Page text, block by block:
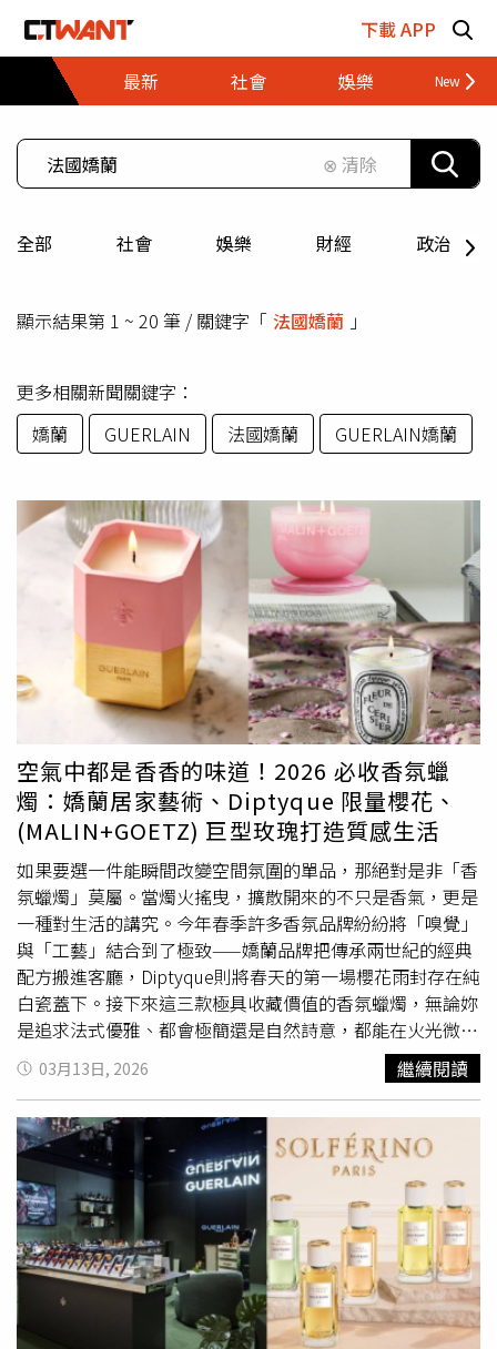
下載 APP
最新
社會 娛樂 財經
⊗ 清除
全部 社會 娛樂 財經 政治
顯示結果第 1 ~ 20 筆 / 關鍵字「 法國嬌蘭 」
更多相關新聞關鍵字：
嬌蘭
GUERLAIN 法國嬌蘭 GUERLAIN嬌蘭
空氣中都是香香的味道！2026 必收香氛蠟
燭：嬌蘭居家藝術、Diptyque 限量櫻花、
(MALIN+GOETZ) 巨型玫瑰打造質感生活
如果要選一件能瞬間改變空間氛圍的單品，那絕對是非「香
氛蠟燭」莫屬。當燭火搖曳，擴散開來的不只是香氣，更是
一種對生活的講究。今年春季許多香氛品牌紛紛將「嗅覺」
與「工藝」結合到了極致——嬌蘭品牌把傳承兩世紀的經典
配方搬進客廳，Diptyque則將春天的第一場櫻花雨封存在純
白瓷蓋下。接下來這三款極具收藏價值的香氛蠟燭，無論妳
是追求法式優雅、都會極簡還是自然詩意，都能在火光微亮
間，找到屬於妳的居家靈魂，也是妳在忙碌日常中，最值得
擁有的感官慰藉。嬌蘭 居家藝術香氛蠟燭
法國嬌蘭以經典
香調「嬌蘭香（Guerlinade）」為核心，開啟百年香氛世家
篇章。由佛手柑、玫瑰、茉莉、鳶尾、香草與零陵香豆6大
珍稀原料構成的嬌蘭香，近兩世紀以來貫穿品牌多款傳奇香
氛之作，成為辨識度極高的嗅覺印記。如今嬌蘭以此為延
伸，推出「Art de Vivre居家藝術系列」，將標誌性香氣帶
入生活空間。居家藝術系列涵蓋香氛蠟燭、香氛皂與車用擴
香，由嬌蘭香氛創意總監兼調香師戴芬．潔克（Delphine
Jelk）精心打造，對應嬌蘭香6大香氛原料精髓。嬌蘭「Art
de Vivre居家藝術系列」，將標誌性香氣帶入生活空間。
03月13日, 2026 繼續閱讀